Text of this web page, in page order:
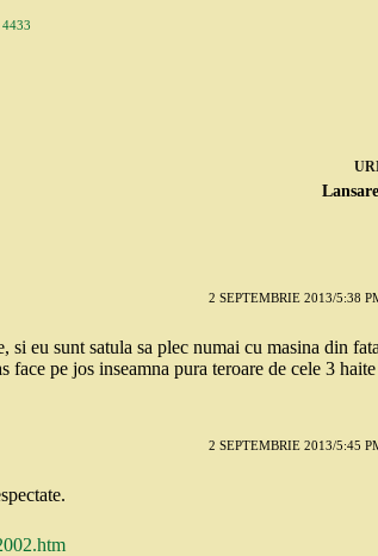
2 SEPTEMBRIE 2013/5:38
si eu sunt satula sa plec numai cu masina din
pe jos inseamna pura teroare de cele 3
2 SEPTEMBRIE 2013/5:45